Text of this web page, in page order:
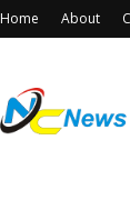
Home About